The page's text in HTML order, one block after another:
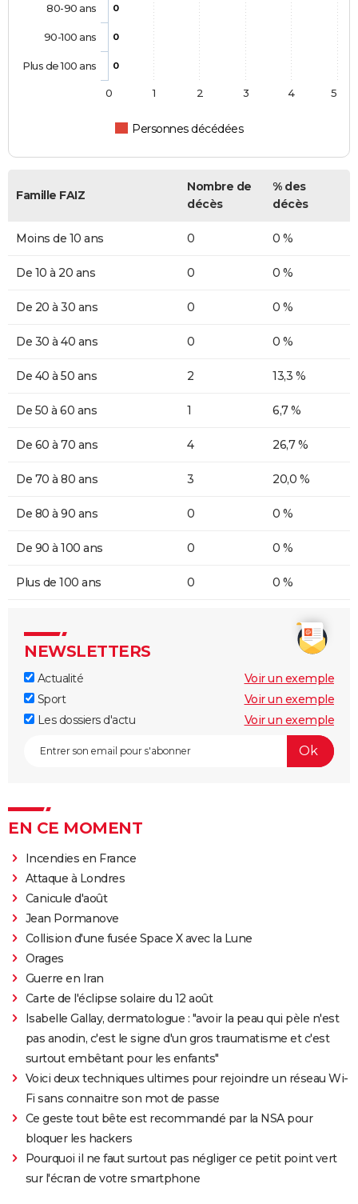
0
0
0
Personnes décédées
80-90 ans
90-100 ans
Plus de 100 ans
0 1 2 3 4 5
Famille FAIZ
Nombre de
décès
% des
décès
Moins de 10 ans 0 0 %
De 10 à 20 ans 0 0 %
De 20 à 30 ans 0 0 %
De 30 à 40 ans 0 0 %
De 40 à 50 ans 2 13,3 %
De 50 à 60 ans 1 6,7 %
De 60 à 70 ans 4 26,7 %
De 70 à 80 ans 3 20,0 %
De 80 à 90 ans 0 0 %
De 90 à 100 ans 0 0 %
Plus de 100 ans 0 0 %
NEWSLETTERS
Actualité
Voir un exemple
Sport
Voir un exemple
Les dossiers d'actu
Voir un exemple
EN CE MOMENT
Incendies en France
Attaque à Londres
Canicule d'août
Jean Pormanove
Collision d'une fusée Space X avec la Lune
Orages
Guerre en Iran
Carte de l'éclipse solaire du 12 août
Isabelle Gallay, dermatologue : "avoir la peau qui pèle n'est
pas anodin, c'est le signe d'un gros traumatisme et c'est
surtout embêtant pour les enfants"
Voici deux techniques ultimes pour rejoindre un réseau Wi-
Fi sans connaitre son mot de passe
Ce geste tout bête est recommandé par la NSA pour
bloquer les hackers
Pourquoi il ne faut surtout pas négliger ce petit point vert
sur l'écran de votre smartphone